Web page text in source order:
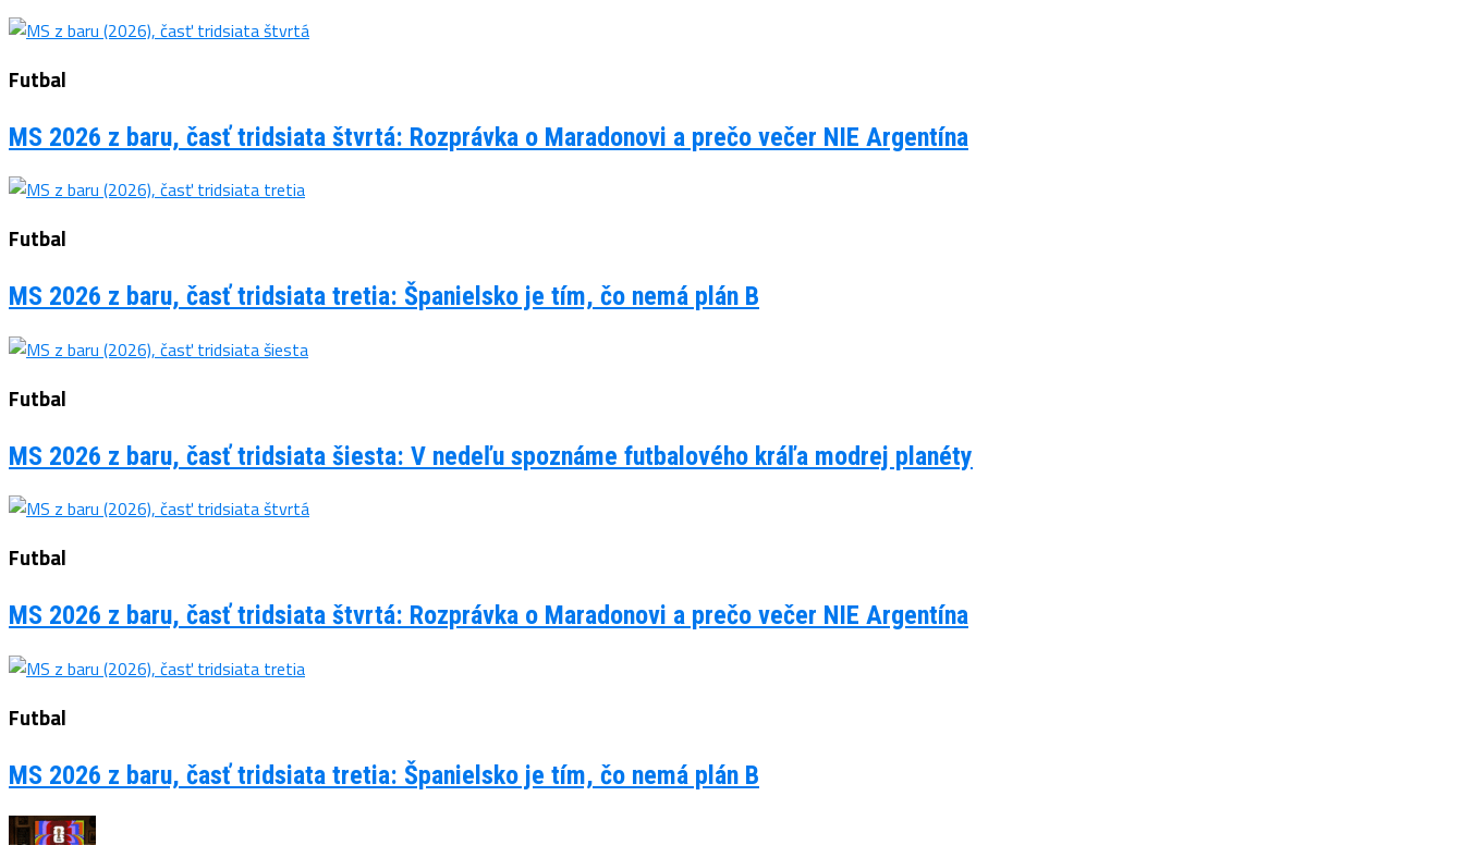
Futbal
MS 2026 z baru, časť tridsiata štvrtá: Rozprávka o Maradonovi a prečo večer NIE Argentína
Futbal
MS 2026 z baru, časť tridsiata tretia: Španielsko je tím, čo nemá plán B
Futbal
MS 2026 z baru, časť tridsiata šiesta: V nedeľu spoznáme futbalového kráľa modrej planéty
Futbal
MS 2026 z baru, časť tridsiata štvrtá: Rozprávka o Maradonovi a prečo večer NIE Argentína
Futbal
MS 2026 z baru, časť tridsiata tretia: Španielsko je tím, čo nemá plán B